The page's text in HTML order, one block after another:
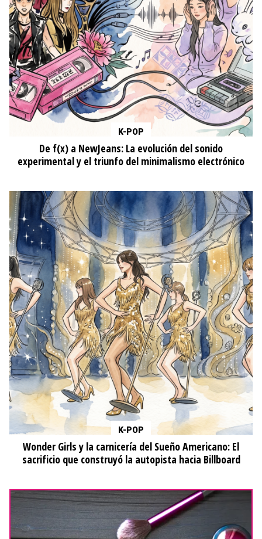
K-POP
De f(x) a NewJeans: La evolución del sonido
experimental y el triunfo del minimalismo electrónico
K-POP
Wonder Girls y la carnicería del Sueño Americano: El
sacrificio que construyó la autopista hacia Billboard